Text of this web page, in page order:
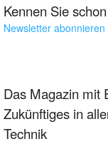
Kennen Sie
Newsletter abonnieren
Das Magazin mit
Zukünftiges in
Technik